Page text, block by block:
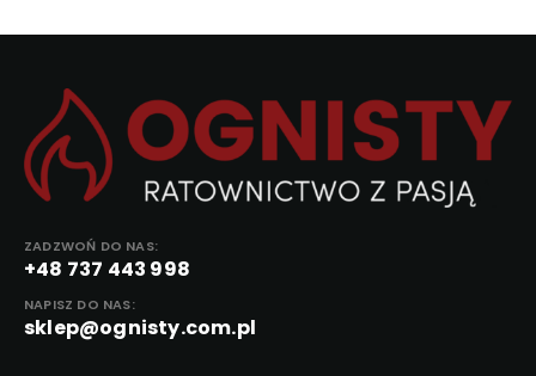
ZADZWOŃ DO NAS:
+48 737 443 998
NAPISZ DO NAS:
sklep@ognisty.com.pl